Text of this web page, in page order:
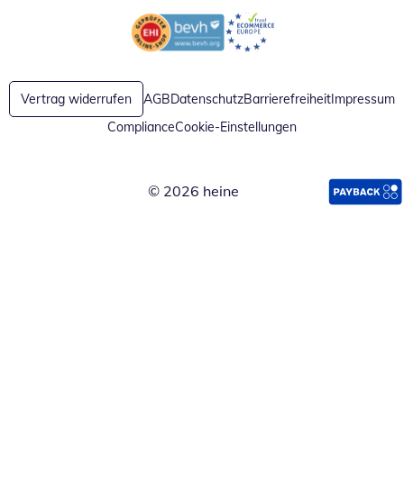
Öffnet in neuem FensterÖffnet in neuem Fenster
Vertrag widerrufen AGBDatenschutzBarrierefreiheitImpressum
ComplianceCookie-Einstellungen
© 2026 heine